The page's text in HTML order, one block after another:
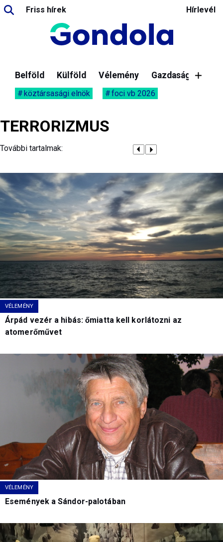
Friss hírek Hírlevél
Belföld Külföld Vélemény Gazdaság
köztársasági elnök foci vb 2026
TERRORIZMUS
További tartalmak:
VÉLEMÉNY
Árpád vezér a hibás: őmiatta kell korlátozni az
atomerőművet
VÉLEMÉNY
Események a Sándor-palotában